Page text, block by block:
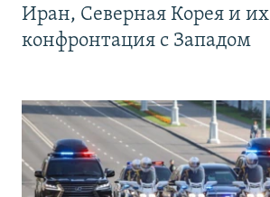
Иран, Северная Корея и их
конфронтация с Западом